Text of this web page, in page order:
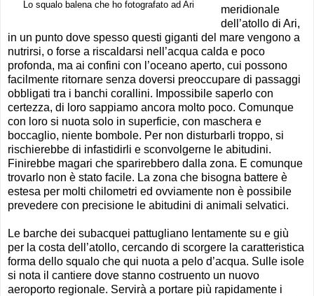
Lo squalo balena che ho fotografato ad Ari
meridionale
dell’atollo di Ari,
in un punto dove spesso questi giganti del mare vengono a
nutrirsi, o forse a riscaldarsi nell’acqua calda e poco
profonda, ma ai confini con l’oceano aperto, cui possono
facilmente ritornare senza doversi preoccupare di passaggi
obbligati tra i banchi corallini. Impossibile saperlo con
certezza, di loro sappiamo ancora molto poco. Comunque
con loro si nuota solo in superficie, con maschera e
boccaglio, niente bombole. Per non disturbarli troppo, si
rischierebbe di infastidirli e sconvolgerne le abitudini.
Finirebbe magari che sparirebbero dalla zona. E comunque
trovarlo non è stato facile. La zona che bisogna battere è
estesa per molti chilometri ed ovviamente non è possibile
prevedere con precisione le abitudini di animali selvatici.
Le barche dei subacquei pattugliano lentamente su e giù
per la costa dell’atollo, cercando di scorgere la caratteristica
forma dello squalo che qui nuota a pelo d’acqua. Sulle isole
si nota il cantiere dove stanno costruento un nuovo
aeroporto regionale. Servirà a portare più rapidamente i